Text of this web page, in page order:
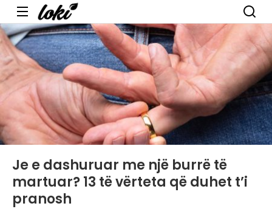
Menu
Je e dashuruar me një burrë të
martuar? 13 të vërteta që duhet t’i
pranosh